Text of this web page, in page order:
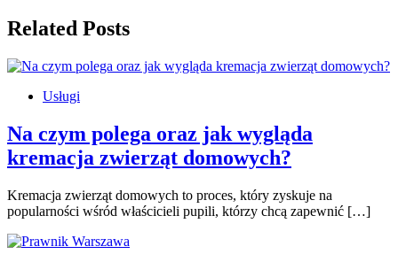
Related Posts
Usługi
Na czym polega oraz jak wygląda
kremacja zwierząt domowych?
Kremacja zwierząt domowych to proces, który zyskuje na
popularności wśród właścicieli pupili, którzy chcą zapewnić […]